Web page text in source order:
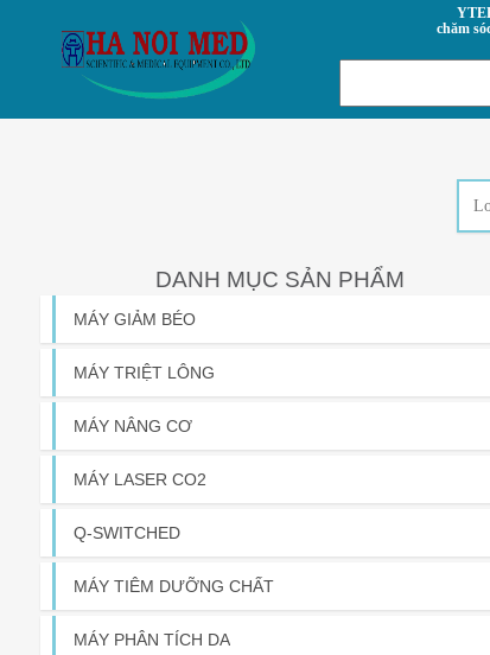
YTEHANOI.VN-
chăm
DANH MỤC SẢN PHẨM
MÁY GIẢM BÉO
MÁY TRIỆT LÔNG
MÁY NÂNG CƠ
MÁY LASER CO2
Q-SWITCHED
MÁY TIÊM DƯỠNG CHẤT
MÁY PHÂN TÍCH DA